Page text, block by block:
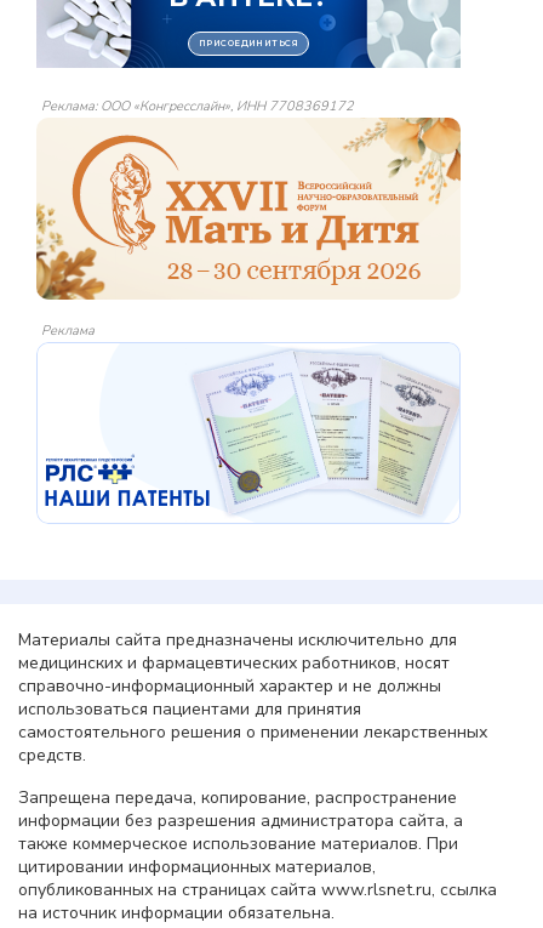
Реклама: ООО «Конгресслайн», ИНН 7708369172
Реклама
Материалы сайта предназначены исключительно для
медицинских и фармацевтических работников, носят
справочно-информационный характер и не должны
использоваться пациентами для принятия
самостоятельного решения о применении лекарственных
средств.
Запрещена передача, копирование, распространение
информации без разрешения администратора сайта, а
также коммерческое использование материалов. При
цитировании информационных материалов,
опубликованных на страницах сайта www.rlsnet.ru, ссылка
на источник информации обязательна.